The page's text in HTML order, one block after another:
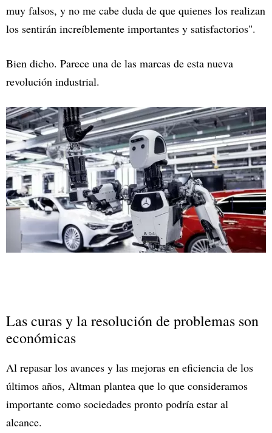
muy falsos, y no me cabe duda de que quienes los realizan
los sentirán increíblemente importantes y satisfactorios".
Bien dicho. Parece una de las marcas de esta nueva
revolución industrial.
Las curas y la resolución de problemas son
económicas
Al repasar los avances y las mejoras en eficiencia de los
últimos años, Altman plantea que lo que consideramos
importante como sociedades pronto podría estar al
alcance.